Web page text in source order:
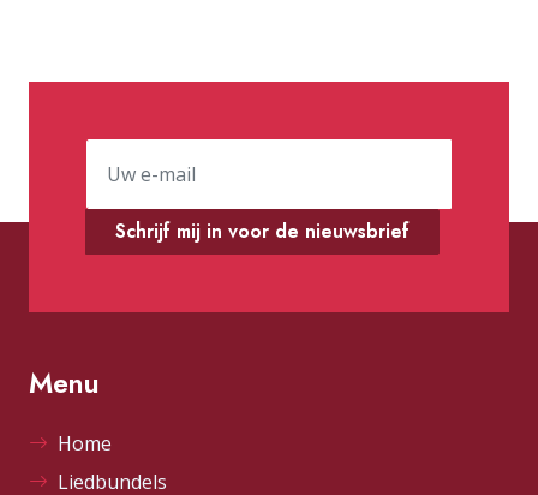
Schrijf mij in voor de nieuwsbrief
Menu
Home
Liedbundels